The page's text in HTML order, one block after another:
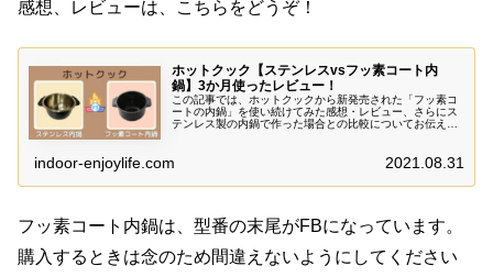
感想、レビューは、こちらをどうぞ！
ホットクック【ステンレスvsフッ素コート内
鍋】3か月使ったレビュー！
この記事では、ホットクックから新発売された「フッ素コ
ートの内鍋」を使い続けてみた感想・レビュー、さらにス
テンレス製の内鍋で作った場合との比較についてお伝えし
indoor-enjoylife.com 2021.08.31
フッ素コート内鍋は、型番の末尾がFBになっています。
購入するときは念のため間違えないようにしてください